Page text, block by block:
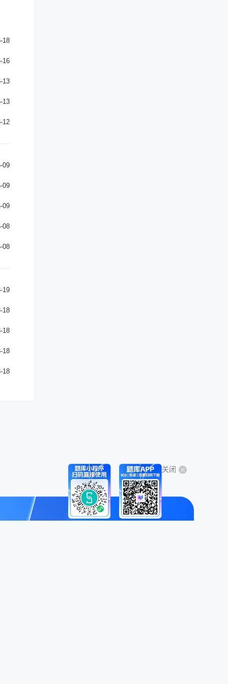
18
16
13
13
12
09
09
09
08
08
19
18
18
18
18
关闭